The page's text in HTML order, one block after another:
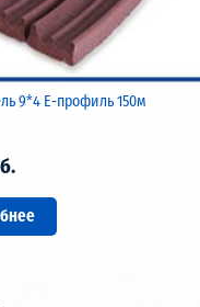
9*4 Е-профиль 150м